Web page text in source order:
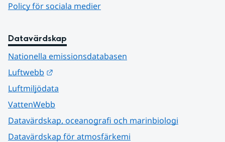
Policy för sociala medier
Datavärdskap
Nationella emissionsdatabasen
Luftwebb
Luftmiljödata
VattenWebb
Datavärdskap, oceanografi och marinbiologi
Datavärdskap för atmosfärkemi